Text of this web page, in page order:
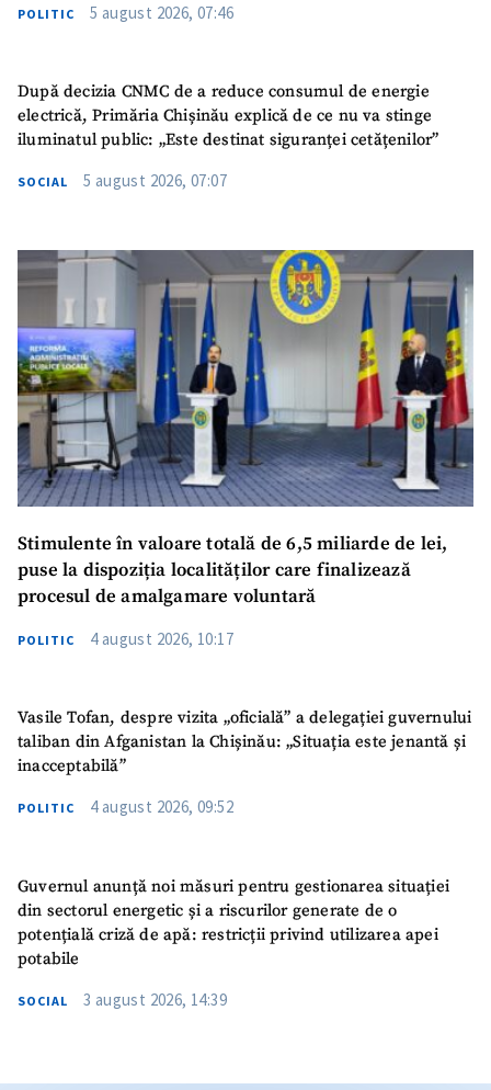
POLITIC 5 august 2026, 07:46
După decizia CNMC de a reduce consumul de energie
electrică, Primăria Chișinău explică de ce nu va stinge
iluminatul public: „Este destinat siguranței cetățenilor”
SOCIAL 5 august 2026, 07:07
Stimulente în valoare totală de 6,5 miliarde de lei,
puse la dispoziția localităților care finalizează
procesul de amalgamare voluntară
POLITIC 4 august 2026, 10:17
Vasile Tofan, despre vizita „oficială” a delegației guvernului
taliban din Afganistan la Chișinău: „Situația este jenantă și
inacceptabilă”
POLITIC 4 august 2026, 09:52
Guvernul anunță noi măsuri pentru gestionarea situației
din sectorul energetic și a riscurilor generate de o
potențială criză de apă: restricții privind utilizarea apei
potabile
SOCIAL 3 august 2026, 14:39